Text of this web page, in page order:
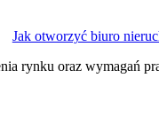
Jak otworzyć biuro
rynku oraz wymagań